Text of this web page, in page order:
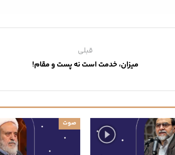
قبلی
میزان، خدمت است نه پست و مقام!
صوت